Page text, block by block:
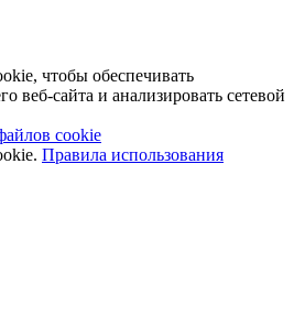
чтобы обеспечивать
веб-сайта и анализировать сетевой
cookie
Правила использования